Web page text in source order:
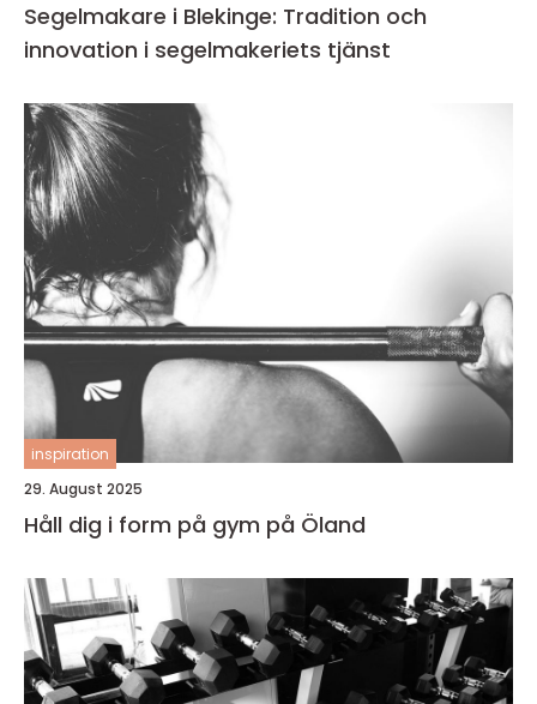
Segelmakare i Blekinge: Tradition och
innovation i segelmakeriets tjänst
inspiration
29. August 2025
Håll dig i form på gym på Öland